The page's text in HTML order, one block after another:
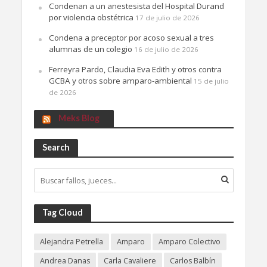
Condenan a un anestesista del Hospital Durand
por violencia obstétrica 17 de julio de 2026
Condena a preceptor por acoso sexual a tres
alumnas de un colegio 16 de julio de 2026
Ferreyra Pardo, Claudia Eva Edith y otros contra
GCBA y otros sobre amparo-ambiental 15 de julio
de 2026
Meks Blog
Search
Tag Cloud
Alejandra Petrella Amparo
Amparo Colectivo
Andrea Danas
Carla Cavaliere
Carlos Balbín